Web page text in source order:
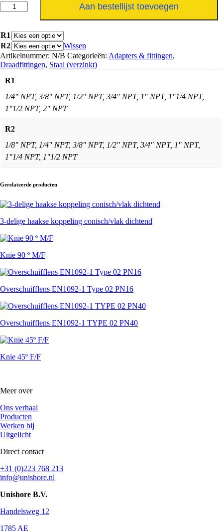
Verloopstuk
NPT
-
NPT
buitendraad
aantal
Aan bestellijst toevoegen
R1
R2
Wissen
Artikelnummer: N/B Categorieën: Adapters & fittingen,
Draadfittingen, Staal (verzinkt)
R1
1/4" NPT, 3/8" NPT, 1/2" NPT, 3/4" NPT, 1" NPT, 1"1/4 NPT,
1"1/2 NPT, 2" NPT
R2
1/8" NPT, 1/4" NPT, 3/8" NPT, 1/2" NPT, 3/4" NPT, 1" NPT,
1"1/4 NPT, 1"1/2 NPT
Gerelateerde producten
3-delige haakse koppeling conisch/vlak dichtend
Knie 90 º M/F
Overschuifflens EN1092-1 Type 02 PN16
Overschuifflens EN1092-1 TYPE 02 PN40
Knie 45º F/F
Meer over
Ons verhaal
Producten
Werken bij
Uitgelicht
Direct contact
+31 (0)223 768 213
info@unishore.nl
Unishore B.V.
Handelsweg 12
1785 AE